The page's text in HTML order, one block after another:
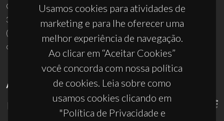
Usamos cookies para atividades de
marketing e para lhe oferecer uma
melhor experiência de navegação.
Ao clicar em “Aceitar Cookies”
você concorda com nossa política
de cookies. Leia sobre como
usamos cookies clicando em
"Política de Privacidade e
Campus Universitário de Santiago
3810-193 Aveiro - Portugal
(+351) 234 370 200
ciceco@ua.pt
APOIOS